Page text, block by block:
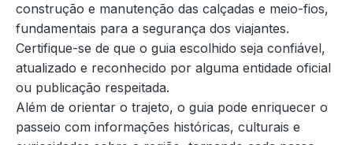
construção e manutenção das calçadas e meio-fios,
fundamentais para a segurança dos viajantes.
Certifique-se de que o guia escolhido seja confiável,
atualizado e reconhecido por alguma entidade oficial
ou publicação respeitada.
Além de orientar o trajeto, o guia pode enriquecer o
passeio com informações históricas, culturais e